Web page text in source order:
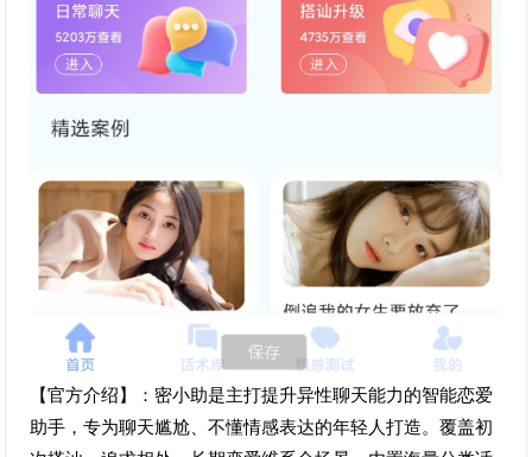
【官方介绍】：密小助是主打提升异性聊天能力的智能恋爱
助手，专为聊天尴尬、不懂情感表达的年轻人打造。覆盖初